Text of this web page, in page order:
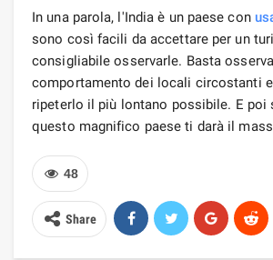
In una parola, l'India è un paese con
sono così facili da accettare per un
consigliabile osservarle. Basta
comportamento dei locali circostanti
ripeterlo il più lontano possibile. E poi
questo magnifico paese ti darà il
48
Share